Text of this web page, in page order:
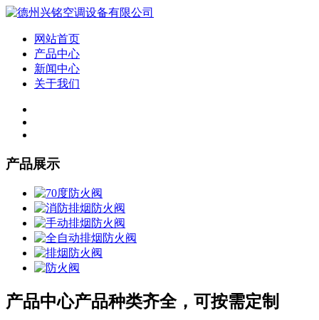
网站首页
产品中心
新闻中心
关于我们
产品展示
产品中心产品种类齐全，可按需定制